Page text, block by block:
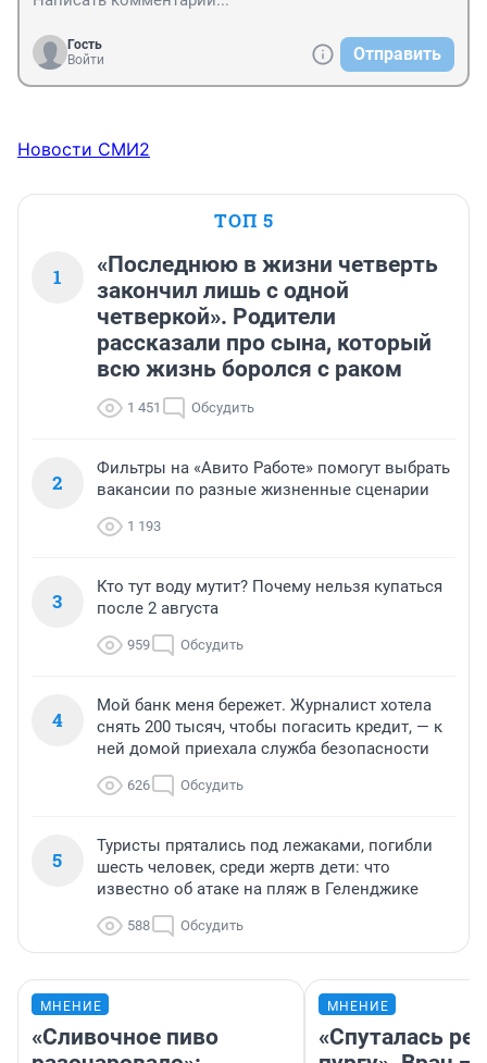
Гость
Войти
Отправить
Новости СМИ2
ТОП 5
1
«Последнюю в жизни четверть
закончил лишь с одной
четверкой». Родители
рассказали про сына, который
всю жизнь боролся с раком
1 451 Обсудить
2
Фильтры на «Авито Работе» помогут выбрать
вакансии по разные жизненные сценарии
1 193
3
Кто тут воду мутит? Почему нельзя купаться
после 2 августа
959 Обсудить
4
Мой банк меня бережет. Журналист хотела
снять 200 тысяч, чтобы погасить кредит, — к
ней домой приехала служба безопасности
626 Обсудить
5
Туристы прятались под лежаками, погибли
шесть человек, среди жертв дети: что
известно об атаке на пляж в Геленджике
588 Обсудить
МНЕНИЕ
«Сливочное пиво
МНЕНИЕ
«Спуталась